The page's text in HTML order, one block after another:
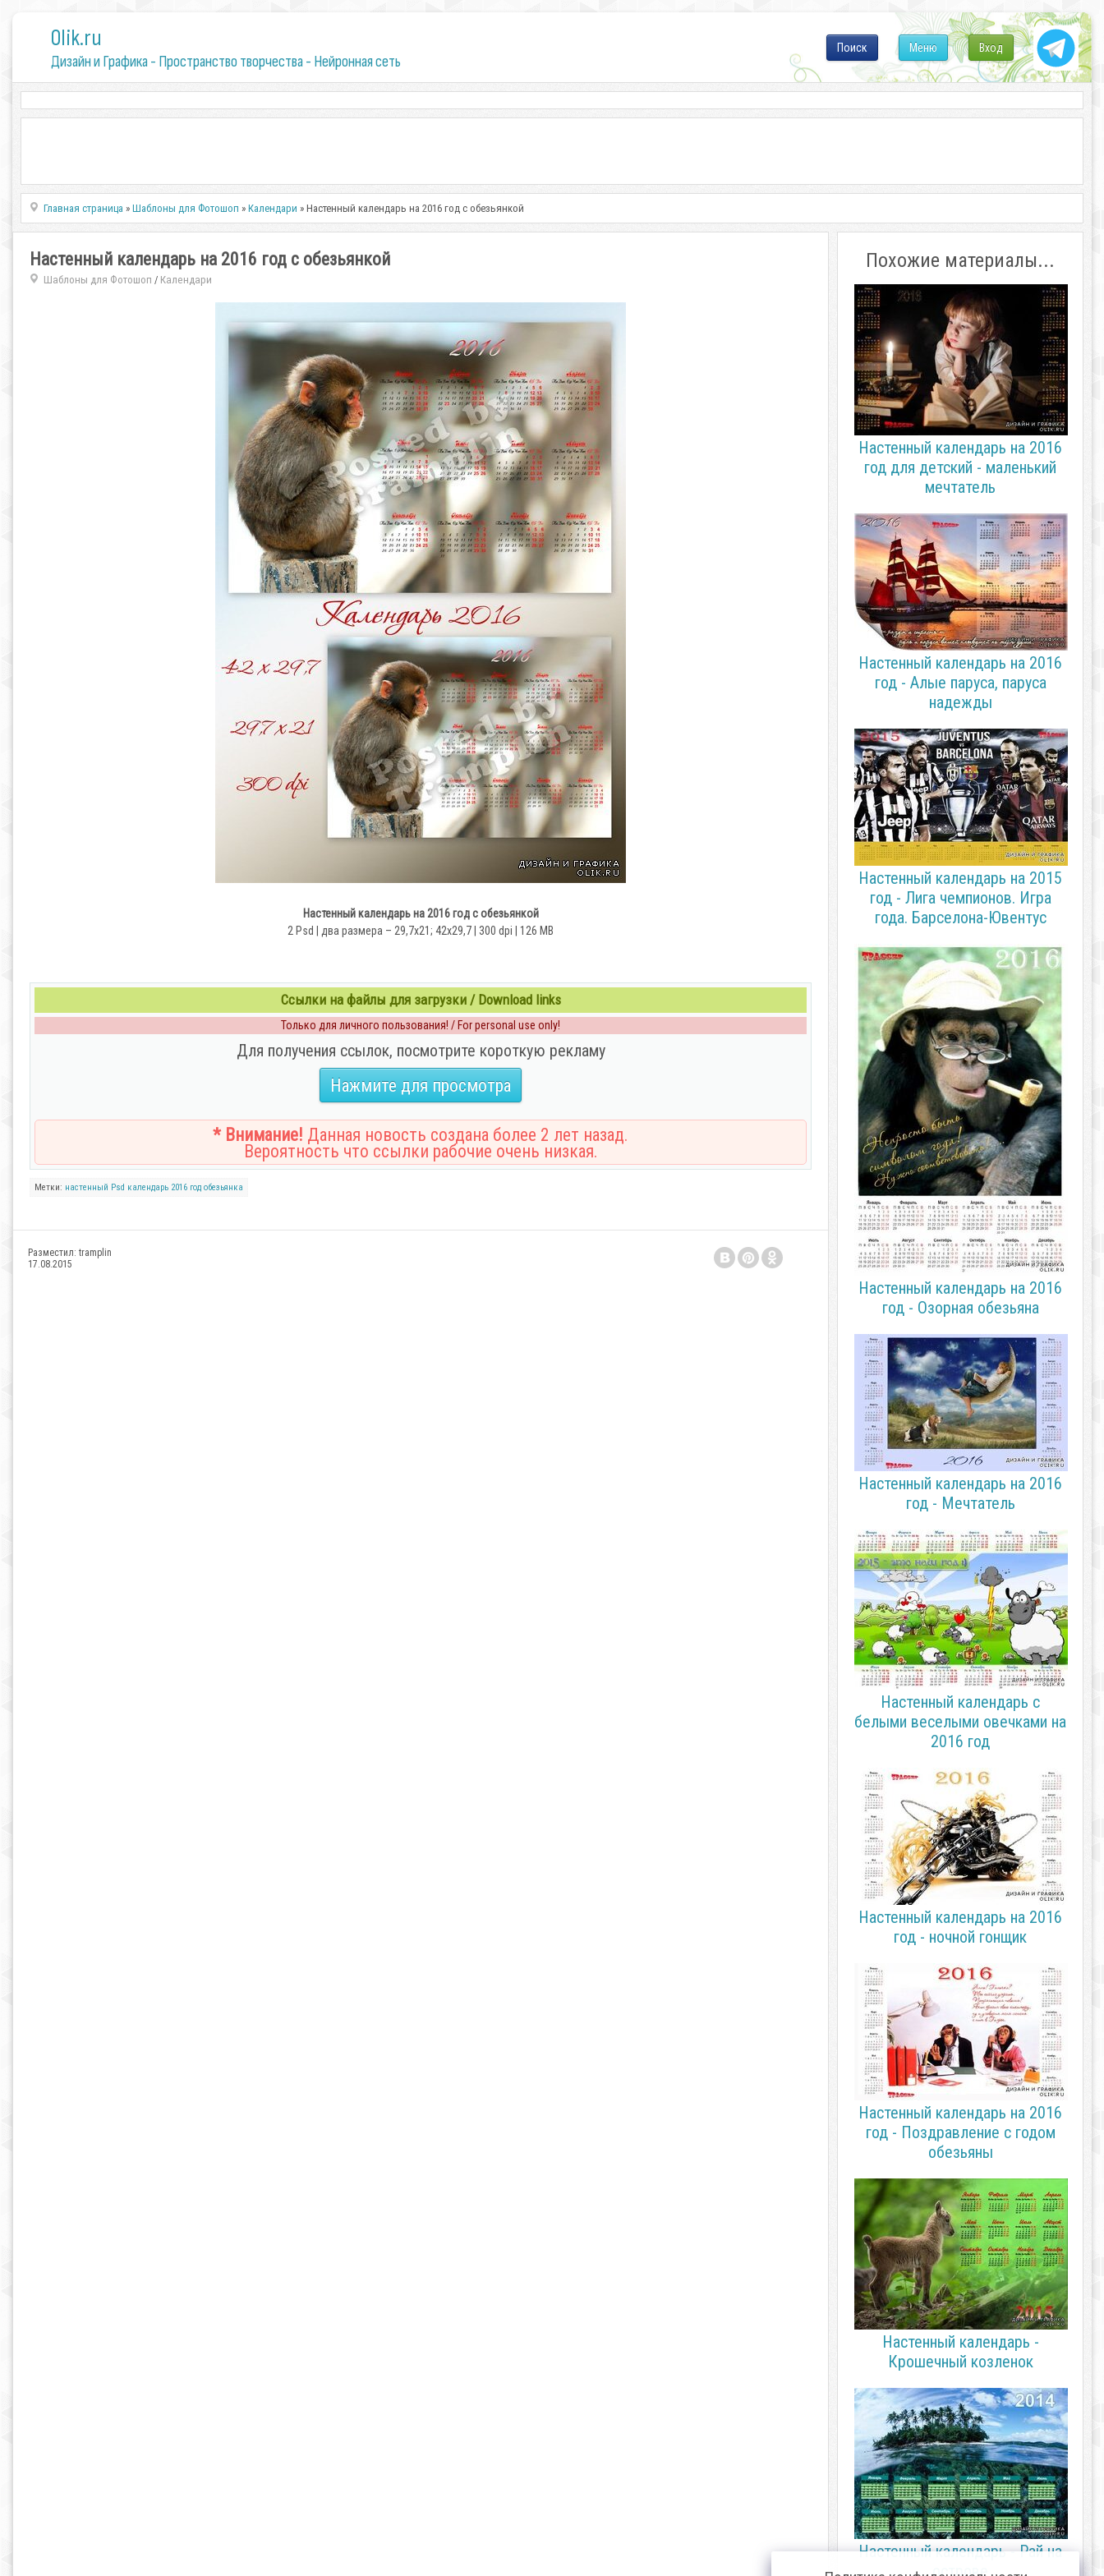
0lik.ru
Дизайн и Графика - Пространство творчества - Нейронная сеть
Вход
Меню
Поиск
Главная страница »Шаблоны для Фотошоп »Календари » Настенный календарь на 2016 год с обезьянкой
Настенный календарь на 2016 год с обезьянкой
Шаблоны для Фотошоп / Календари
Настенный календарь на 2016 год с обезьянкой
2 Psd | два размера – 29,7х21; 42х29,7 | 300 dpi | 126 MB
Ссылки на файлы для загрузки / Download links
Только для личного пользования! / For personal use only!
Для получения ссылок, посмотрите короткую рекламу
Нажмите для просмотра
* Внимание! Данная новость создана более 2 лет назад.
Вероятность что ссылки рабочие очень низкая.
Метки: настенный Psd календарь 2016 год обезьянка
Разместил: tramplin
17.08.2015
Похожие материалы...
Настенный календарь на 2016
год для детский - маленький
мечтатель
Настенный календарь на 2016
год - Алые паруса, паруса
надежды
Настенный календарь на 2015
год - Лига чемпионов. Игра
года. Барселона-Ювентус
Настенный календарь на 2016
год - Озорная обезьяна
Настенный календарь на 2016
год - Мечтатель
Настенный календарь с
белыми веселыми овечками на
2016 год
Настенный календарь на 2016
год - ночной гонщик
Настенный календарь на 2016
год - Поздравление с годом
обезьяны
Настенный календарь -
Крошечный козленок
Настенный календарь - Рай на
острове